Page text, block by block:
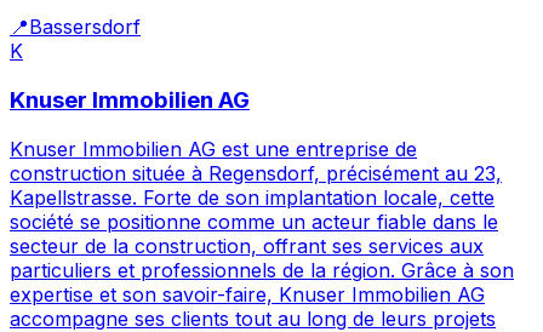
📍Bassersdorf
K
Knuser Immobilien AG
Knuser Immobilien AG est une entreprise de
construction située à Regensdorf, précisément au 23,
Kapellstrasse. Forte de son implantation locale, cette
société se positionne comme un acteur fiable dans le
secteur de la construction, offrant ses services aux
particuliers et professionnels de la région. Grâce à son
expertise et son savoir-faire, Knuser Immobilien AG
accompagne ses clients tout au long de leurs projets